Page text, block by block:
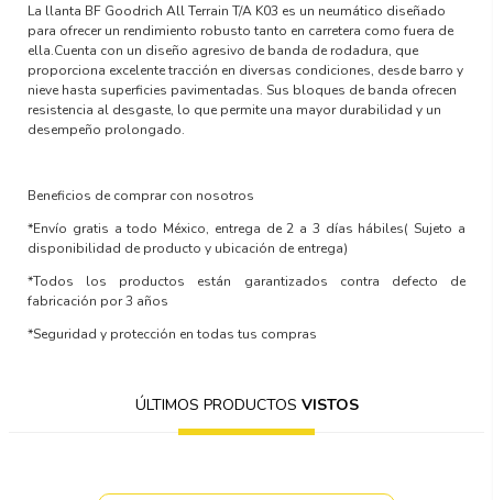
La llanta BF Goodrich All Terrain T/A K03 es un neumático diseñado
para ofrecer un rendimiento robusto tanto en carretera como fuera de
ella.Cuenta con un diseño agresivo de banda de rodadura, que
proporciona excelente tracción en diversas condiciones, desde barro y
nieve hasta superficies pavimentadas. Sus bloques de banda ofrecen
resistencia al desgaste, lo que permite una mayor durabilidad y un
desempeño prolongado.
Beneficios de comprar con nosotros
*Envío gratis a todo México, entrega de 2 a 3 días hábiles( Sujeto a
disponibilidad de producto y ubicación de entrega)
*Todos los productos están garantizados contra defecto de
fabricación por 3 años
*Seguridad y protección en todas tus compras
ÚLTIMOS PRODUCTOS VISTOS